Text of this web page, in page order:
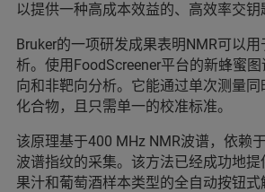
以提供一种高成本效益的、高效率交钥
Bruker的一项研发成果表明NMR可以
析。使用FoodScreener平台的新蜂蜜
向和非靶向分析。它能通过单次测量
化合物，且只需单一的校准标准。
该原理基于400 MHz NMR波谱，依赖
波谱指纹的采集。该方法已经成功地
果汁和葡萄酒样本类型的全自动按钮